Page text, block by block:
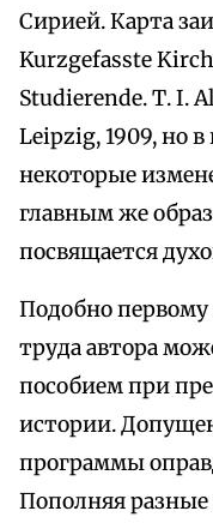
Сирией. Карта
Kurzgefasste
Studierende. Т. I.
Leipzig, 1909, но
некоторые
главным же
посвящается
Подобно
труда автора
пособием при
истории.
программы
Пополняя